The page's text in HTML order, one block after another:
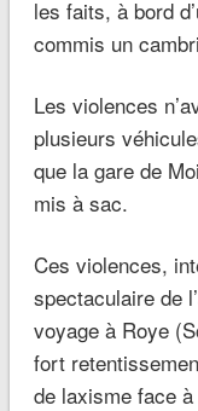
les faits, à bord
commis un
Les violences
plusieurs
que la gare de
mis à sac.
Ces violences,
spectaculaire de
voyage à Roye
fort
de laxisme face